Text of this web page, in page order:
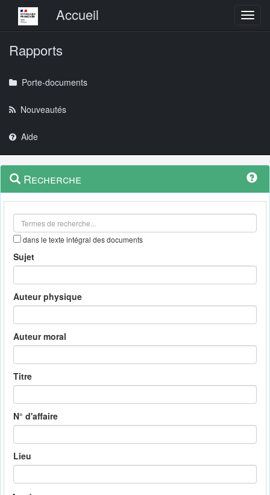
Menu principalAccueil
Rapports
Porte-documents
Nouveautés
Aide
Navigation
outils
Menu
contextuel
Recherche
dans le texte intégral des documents
Sujet
Auteur physique
Auteur moral
Titre
N° d'affaire
Lieu